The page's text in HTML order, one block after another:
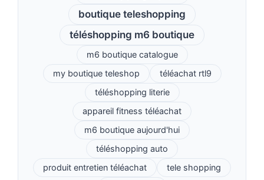
boutique teleshopping
téléshopping m6 boutique
m6 boutique catalogue
my boutique teleshop
téléachat rtl9
téléshopping literie
appareil fitness téléachat
m6 boutique aujourd'hui
téléshopping auto
produit entretien téléachat
tele shopping